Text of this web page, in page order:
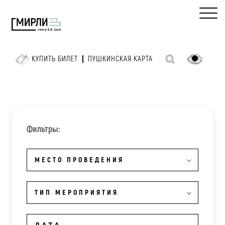
КУПИТЬ БИЛЕТ ПУШКИНСКАЯ КАРТА
Фильтры:
МЕСТО ПРОВЕДЕНИЯ
ТИП МЕРОПРИЯТИЯ